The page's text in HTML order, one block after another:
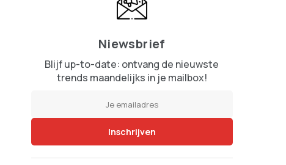
Niewsbrief
Blijf up-to-date: ontvang de nieuwste
trends maandelijks in je mailbox!